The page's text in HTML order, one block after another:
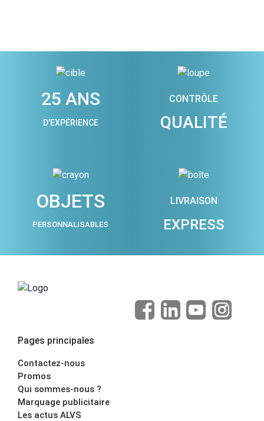
25 ANS
D'EXPÉRIENCE
CONTRÔLE
QUALITÉ
OBJETS
PERSONNALISABLES
LIVRAISON
EXPRESS
Pages principales
Contactez-nous
Promos
Qui sommes-nous ?
Marquage publicitaire
Les actus ALVS